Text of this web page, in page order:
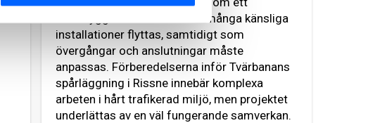
tätbebyggt område behöver många känsliga
installationer flyttas, samtidigt som
övergångar och anslutningar måste
anpassas. Förberedelserna inför Tvärbanans
spårläggning i Rissne innebär komplexa
arbeten i hårt trafikerad miljö, men projektet
underlättas av en väl fungerande samverkan.